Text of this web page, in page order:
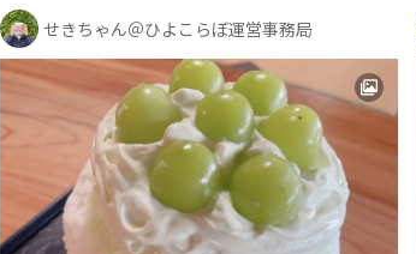
せきちゃん＠ひよこらぼ運営事務局